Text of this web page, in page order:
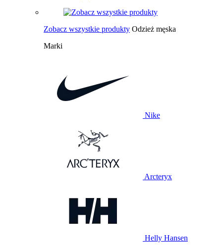
Zobacz wszystkie produkty Odzież męska
Marki
Nike
Arcteryx
Helly Hansen